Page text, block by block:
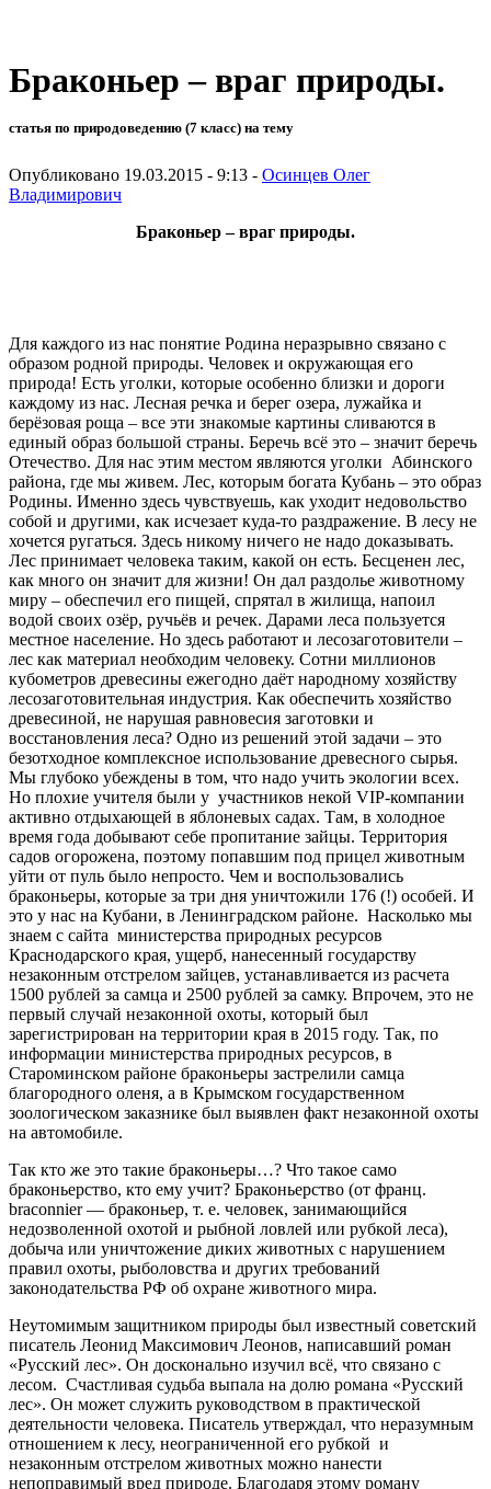
Браконьер – враг природы.
статья по природоведению (7 класс) на тему
Опубликовано 19.03.2015 - 9:13 - Осинцев Олег
Владимирович
Браконьер – враг природы.
Для каждого из нас понятие Родина неразрывно связано с
образом родной природы. Человек и окружающая его
природа! Есть уголки, которые особенно близки и дороги
каждому из нас. Лесная речка и берег озера, лужайка и
берёзовая роща – все эти знакомые картины сливаются в
единый образ большой страны. Беречь всё это – значит беречь
Отечество. Для нас этим местом являются уголки Абинского
района, где мы живем. Лес, которым богата Кубань – это образ
Родины. Именно здесь чувствуешь, как уходит недовольство
собой и другими, как исчезает куда-то раздражение. В лесу не
хочется ругаться. Здесь никому ничего не надо доказывать.
Лес принимает человека таким, какой он есть. Бесценен лес,
как много он значит для жизни! Он дал раздолье животному
миру – обеспечил его пищей, спрятал в жилища, напоил
водой своих озёр, ручьёв и речек. Дарами леса пользуется
местное население. Но здесь работают и лесозаготовители –
лес как материал необходим человеку. Сотни миллионов
кубометров древесины ежегодно даёт народному хозяйству
лесозаготовительная индустрия. Как обеспечить хозяйство
древесиной, не нарушая равновесия заготовки и
восстановления леса? Одно из решений этой задачи – это
безотходное комплексное использование древесного сырья.
Мы глубоко убеждены в том, что надо учить экологии всех.
Но плохие учителя были у участников некой VIP-компании
активно отдыхающей в яблоневых садах. Там, в холодное
время года добывают себе пропитание зайцы. Территория
садов огорожена, поэтому попавшим под прицел животным
уйти от пуль было непросто. Чем и воспользовались
браконьеры, которые за три дня уничтожили 176 (!) особей. И
это у нас на Кубани, в Ленинградском районе. Насколько мы
знаем с сайта министерства природных ресурсов
Краснодарского края, ущерб, нанесенный государству
незаконным отстрелом зайцев, устанавливается из расчета
1500 рублей за самца и 2500 рублей за самку. Впрочем, это не
первый случай незаконной охоты, который был
зарегистрирован на территории края в 2015 году. Так, по
информации министерства природных ресурсов, в
Староминском районе браконьеры застрелили самца
благородного оленя, а в Крымском государственном
зоологическом заказнике был выявлен факт незаконной охоты
на автомобиле.
Так кто же это такие браконьеры…? Что такое само
браконьерство, кто ему учит? Браконьерство (от франц.
braconnier — браконьер, т. е. человек, занимающийся
недозволенной охотой и рыбной ловлей или рубкой леса),
добыча или уничтожение диких животных с нарушением
правил охоты, рыболовства и других требований
законодательства РФ об охране животного мира.
Неутомимым защитником природы был известный советский
писатель Леонид Максимович Леонов, написавший роман
«Русский лес». Он досконально изучил всё, что связано с
лесом. Счастливая судьба выпала на долю романа «Русский
лес». Он может служить руководством в практической
деятельности человека. Писатель утверждал, что неразумным
отношением к лесу, неограниченной его рубкой и
незаконным отстрелом животных можно нанести
непоправимый вред природе. Благодаря этому роману